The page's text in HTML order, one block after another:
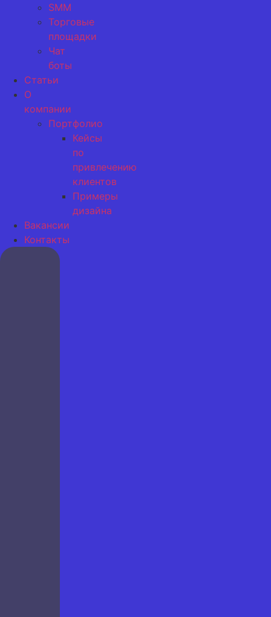
SMM
Торговые
площадки
Чат
боты
Статьи
О
компании
Портфолио
Кейсы
по
привлечению
клиентов
Примеры
дизайна
Вакансии
Контакты